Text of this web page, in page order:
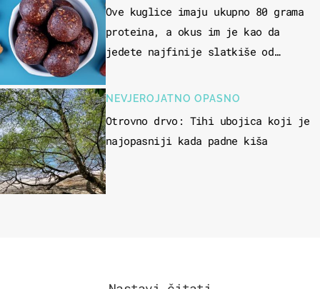
Ove kuglice imaju ukupno 80 grama
proteina, a okus im je kao da
jedete najfinije slatkiše od
NEVJEROJATNO OPASNO
Otrovno drvo: Tihi ubojica koji je
najopasniji kada padne kiša